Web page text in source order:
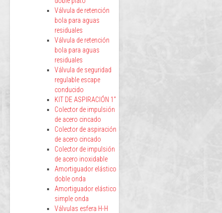
Válvula de retención
bola para aguas
residuales
Válvula de retención
bola para aguas
residuales
Válvula de seguridad
regulable escape
conducido
KIT DE ASPIRACIÓN 1”
Colector de impulsión
de acero cincado
Colector de aspiración
de acero cincado
Colector de impulsión
de acero inoxidable
Amortiguador elástico
doble onda
Amortiguador elástico
simple onda
Válvulas esfera H-H